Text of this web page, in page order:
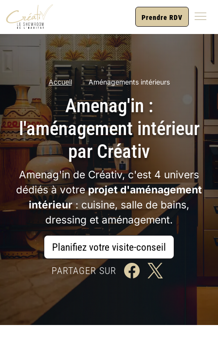
Prendre RDV
Accueil Aménagements intérieurs
Amenag'in :
l'aménagement intérieur
par Créativ
Amenag'in de Créativ, c'est 4 univers
dédiés à votreprojet d'aménagement
intérieur: cuisine, salle de bains,
dressing et aménagement.
Planifiez votre visite-conseil
PARTAGER SUR